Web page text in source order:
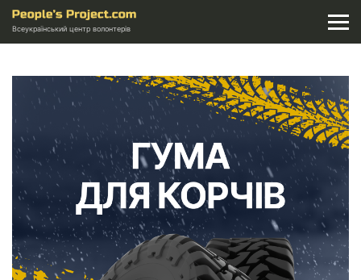
Всеукраїнський центр волонтерів